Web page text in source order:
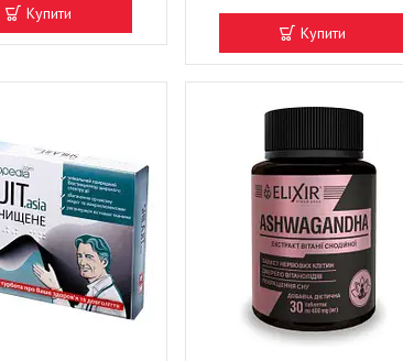
Купити
Купити